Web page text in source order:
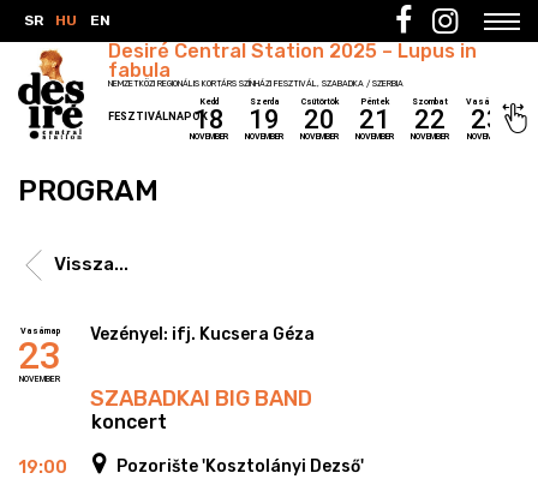
EN
SR HU
Desiré Central Station 2025 – Lupus in
fabula
NEMZETKÖZI REGIONÁLIS KORTÁRS SZÍNHÁZI FESZTIVÁL, SZABADKA / SZERBIA
FESZTIVÁLNAPOK
Kedd
18
NOVEMBER
Szerda
19
NOVEMBER
Csütörtök
20
NOVEMBER
Péntek
21
NOVEMBER
Szombat
22
NOVEMBER
Vasárnap
23
NOVEMBER
PROGRAM
Vissza...
Vasárnap
23
NOVEMBER
19:00
Vezényel: ifj. Kucsera Géza
SZABADKAI BIG BAND
/ koncert
Pozorište 'Kosztolányi Dezső'